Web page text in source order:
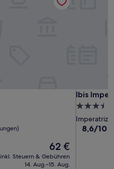
Der
Preis
beträgt
62 €
inkl. Steuern & Gebühren
14. Aug.–15. Aug.
Ibis
Ibis
3.5-
Sterne-
Imperatriz
8.6
8,6/10